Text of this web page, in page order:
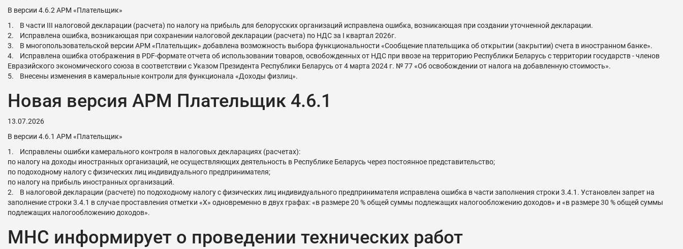
В версии 4.6.2 АРМ «Плательщик»
1. В части III налоговой декларации (расчета) по налогу на прибыль для белорусских организаций исправлена ошибка, возникающая при создании уточненной декларации.
2. Исправлена ошибка, возникающая при сохранении налоговой декларации (расчета) по НДС за I квартал 2026г.
3. В многопользовательской версии АРМ «Плательщик» добавлена возможность выбора функциональности «Сообщение плательщика об открытии (закрытии) счета в иностранном банке».
4. Исправлена ошибка отображения в PDF-формате отчета об использовании товаров, освобожденных от НДС при ввозе на территорию Республики Беларусь с территории государств - членов
Евразийского экономического союза в соответствии с Указом Президента Республики Беларусь от 4 марта 2024 г. № 77 «Об освобождении от налога на добавленную стоимость».
5. Внесены изменения в камеральные контроли для функционала «Доходы физлиц».
Новая версия АРМ Плательщик 4.6.1
13.07.2026
В версии 4.6.1 АРМ «Плательщик»
1. Исправлены ошибки камерального контроля в налоговых декларациях (расчетах):
по налогу на доходы иностранных организаций, не осуществляющих деятельность в Республике Беларусь через постоянное представительство;
по подоходному налогу с физических лиц индивидуального предпринимателя;
по налогу на прибыль иностранных организаций.
2. В налоговой декларации (расчете) по подоходному налогу с физических лиц индивидуального предпринимателя исправлена ошибка в части заполнения строки 3.4.1. Установлен запрет на
заполнение строки 3.4.1 в случае проставления отметки «Х» одновременно в двух графах: «в размере 20 % общей суммы подлежащих налогообложению доходов» и «в размере 30 % общей суммы
подлежащих налогообложению доходов».
МНС информирует о проведении технических работ